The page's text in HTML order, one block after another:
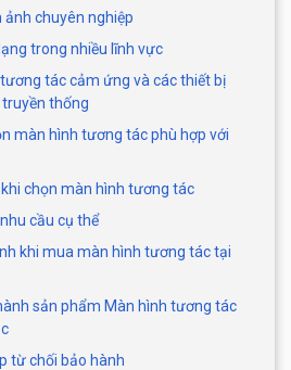
ảnh chuyên nghiệp
trong nhiều lĩnh vực
tác cảm ứng và các thiết bị
thống
màn hình tương tác phù hợp với
chọn màn hình tương tác
cầu cụ thể
khi mua màn hình tương tác tại
sản phẩm Màn hình tương tác
từ chối bảo hành